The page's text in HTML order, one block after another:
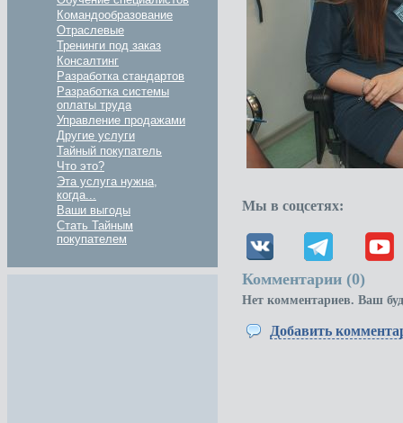
Командообразование
Отраслевые
Тренинги под заказ
Консалтинг
Разработка стандартов
Разработка системы
оплаты труда
Управление продажами
Другие услуги
Тайный покупатель
Что это?
Эта услуга нужна,
когда...
Ваши выгоды
Стать Тайным
покупателем
Мы в соцсетях:
Комментарии (0)
Нет комментариев. Ваш
Добавить